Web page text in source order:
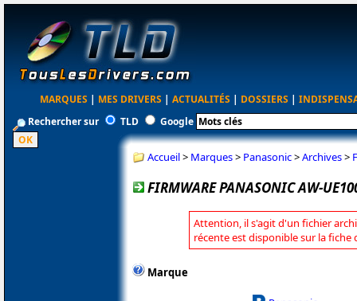
MARQUES | MES DRIVERS | ACTUALITÉS | DOSSIERS |
Rechercher sur
TLD Google
Accueil> Marques> Panasonic>Archives>
FIRMWARE PANASONIC AW-
Attention, il s'agit d'un fichier
récente est disponible sur la fiche
Marque